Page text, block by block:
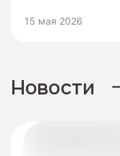
15 мая 2026
Новости